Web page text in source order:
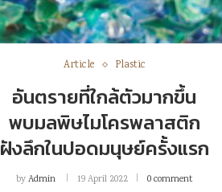
Article Plastic
อันตรายที่ใกล้ตัวมากขึ้น
พบมลพิษไมโครพลาสติก
ฝังลึกในปอดมนุษย์ครั้งแรก
byAdmin 19 April 2022 0 comment